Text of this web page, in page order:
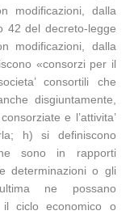
modificazioni, dalla
42 del decreto-legge
modificazioni, dalla
«consorzi per il
consortili che
disgiuntamente,
e l’attivita’
h) si definiscono
sono in rapporti
determinazioni o gli
ne possano
il ciclo economico o